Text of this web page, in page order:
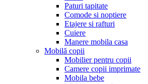
Paturi tapitate
Comode si noptiere
Etajere si rafturi
Cuiere
Manere mobila casa
Mobilă copii
Mobilier pentru copii
Camere copii imprimate
Mobila bebe